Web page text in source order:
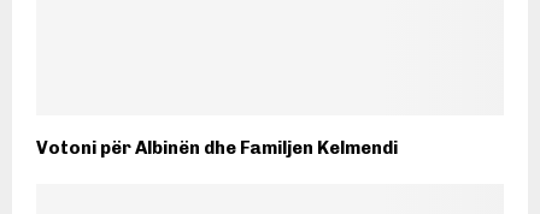
Votoni për Albinën dhe Familjen Kelmendi